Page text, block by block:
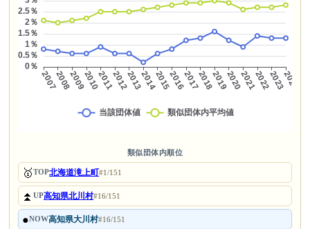
類似団体内順位
🥇TOP北海道滝上町#1/151
⏫UP高知県北川村#16/151
●NOW高知県大川村#16/151